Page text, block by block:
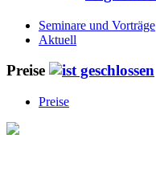
Seminare und Vorträge
Aktuell
Preise
Preise